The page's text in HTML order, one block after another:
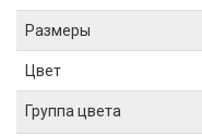
Размеры
Цвет
Группа цвета